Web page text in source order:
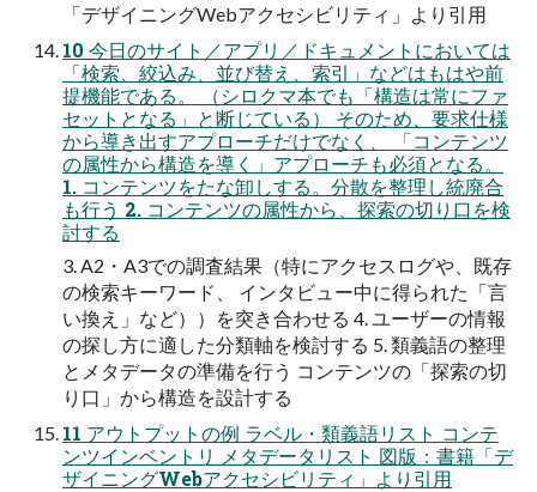
「デザイニングWebアクセシビリティ」より引用
10 今日のサイト／アプリ／ドキュメントにおいては
「検索、絞込み、並び替え、索引」などはもはや前
提機能である。 （シロクマ本でも「構造は常にファ
セットとなる」と断じている） そのため、要求仕様
から導き出すアプローチだけでなく、 「コンテンツ
の属性から構造を導く」アプローチも必須となる。
1. コンテンツをたな卸しする。分散を整理し統廃合
も行う 2. コンテンツの属性から、探索の切り口を検
討する
3. A2・A3での調査結果（特にアクセスログや、既存
の検索キーワード、 インタビュー中に得られた「言
い換え」など））を突き合わせる 4. ユーザーの情報
の探し方に適した分類軸を検討する 5. 類義語の整理
とメタデータの準備を行う コンテンツの「探索の切
り口」から構造を設計する
11 アウトプットの例 ラベル・類義語リスト コンテ
ンツインベントリ メタデータリスト 図版：書籍「デ
ザイニングWebアクセシビリティ」より引用